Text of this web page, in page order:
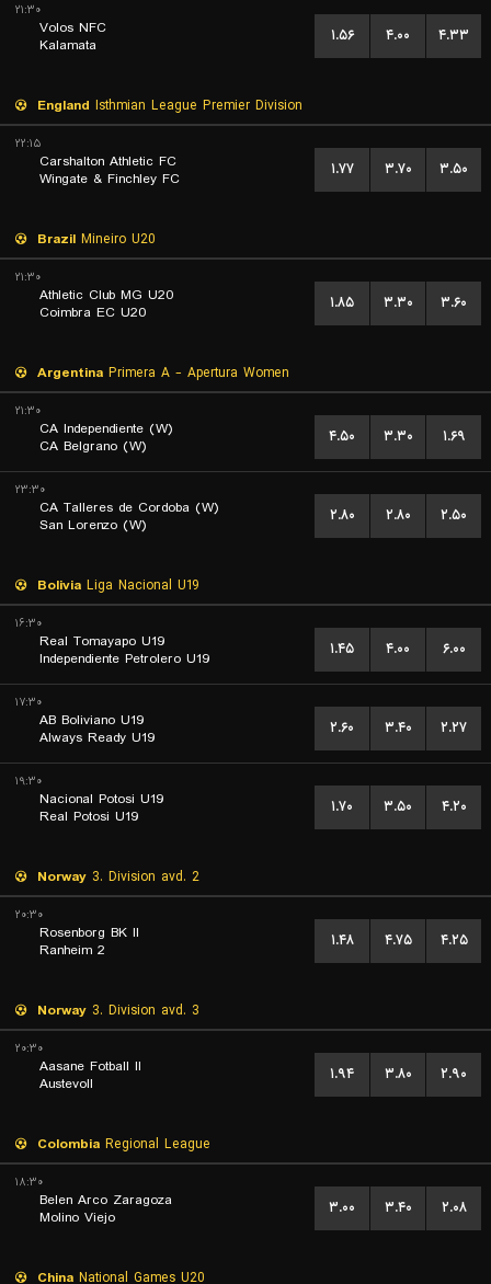
۲۱:۳۰
Volos NFC
Kalamata
۱.۵۶ ۴.۰۰ ۴.۳۳
England Isthmian League Premier Division
۲۲:۱۵
Carshalton Athletic FC
Wingate & Finchley FC
۱.۷۷ ۳.۷۰ ۳.۵۰
Brazil Mineiro U20
۲۱:۳۰
Athletic Club MG U20
Coimbra EC U20
۱.۸۵ ۳.۳۰ ۳.۶۰
Argentina Primera A - Apertura Women
۲۱:۳۰
CA Independiente (W)
CA Belgrano (W)
۴.۵۰ ۳.۳۰ ۱.۶۹
۲۳:۳۰
CA Talleres de Cordoba (W)
San Lorenzo (W)
۲.۸۰ ۲.۸۰ ۲.۵۰
Bolivia Liga Nacional U19
۱۶:۳۰
Real Tomayapo U19
Independiente Petrolero U19
۱.۴۵ ۴.۰۰ ۶.۰۰
۱۷:۳۰
AB Boliviano U19
Always Ready U19
۲.۶۰ ۳.۴۰ ۲.۲۷
۱۹:۳۰
Nacional Potosi U19
Real Potosi U19
۱.۷۰ ۳.۵۰ ۴.۲۰
Norway 3. Division avd. 2
۲۰:۳۰
Rosenborg BK II
Ranheim 2
۱.۴۸ ۴.۷۵ ۴.۲۵
Norway 3. Division avd. 3
۲۰:۳۰
Aasane Fotball II
Austevoll
۱.۹۴ ۳.۸۰ ۲.۹۰
Colombia Regional League
۱۸:۳۰
Belen Arco Zaragoza
Molino Viejo
۳.۰۰ ۳.۴۰ ۲.۰۸
China National Games U20